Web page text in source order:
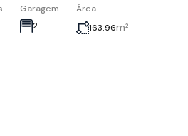
Garagem
2
Área
163.96m²